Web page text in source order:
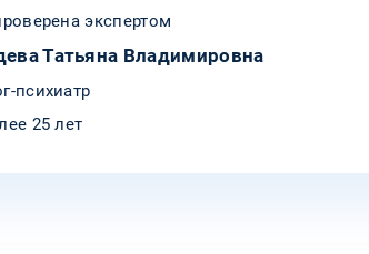
экспертом
Татьяна Владимировна
психиатр
25 лет